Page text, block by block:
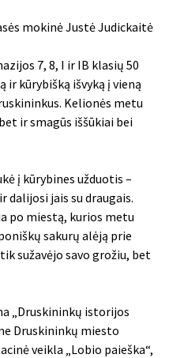
mokinė Justė Judickaitė
7, 8, I ir IB klasių 50
kūrybišką išvyką į vieną
Kelionės metu
ir smagūs iššūkiai bei
į kūrybines užduotis –
dalijosi jais su draugais.
po miestą, kurios metu
sakurų alėją prie
sužavėjo savo grožiu, bet
„Druskininkų istorijos
Druskininkų miesto
veikla „Lobio paieška“,